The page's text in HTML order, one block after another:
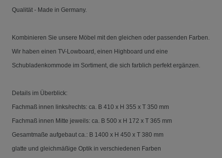
Qualität - Made in Germany.
Kombinieren Sie unsere Möbel mit den gleichen oder passenden Farben.
Wir haben einen TV-Lowboard, einen Highboard und eine
Schubladenkommode im Sortiment, die sich farblich perfekt ergänzen.
Details im Überblick:
Fachmaß innen links/rechts: ca. B 410 x H 355 x T 350 mm
Fachmaß innen Mitte jeweils: ca. B 500 x H 172 x T 365 mm
Gesamtmaße aufgebaut ca.: B 1400 x H 450 x T 380 mm
glatte und gleichmäßige Optik in verschiedenen Farben